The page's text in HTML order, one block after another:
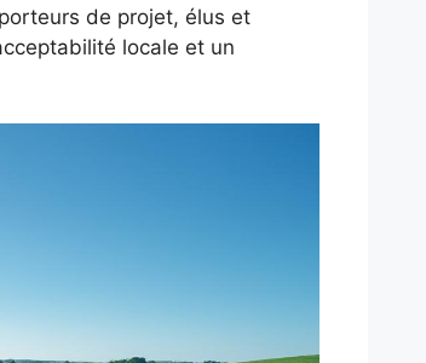
de projet, élus et
locale et un